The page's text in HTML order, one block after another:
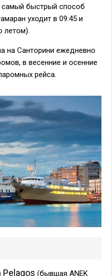
быстрый способ
уходит в 09:45 и
летом).
на Санторини ежедневно
в весенние и осенние
рейса.
Pelagos (бывшая ANEK